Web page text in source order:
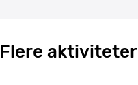
Flere aktiviteter